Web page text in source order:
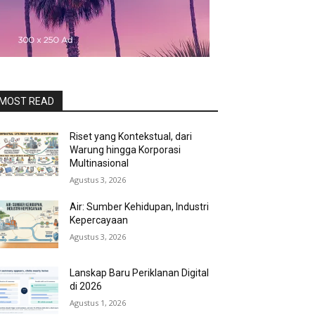
READ
Riset yang Kontekstual, dari
Warung hingga Korporasi
Multinasional
Agustus 3, 2026
Air: Sumber Kehidupan, Industri
Kepercayaan
Agustus 3, 2026
Lanskap Baru Periklanan Digital
di 2026
Agustus 1, 2026